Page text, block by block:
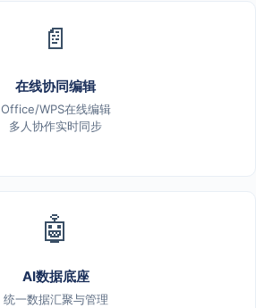
📄
在线协同编辑
Office/WPS在线编辑
多人协作实时同步
🤖
AI数据底座
统一数据汇聚与管理